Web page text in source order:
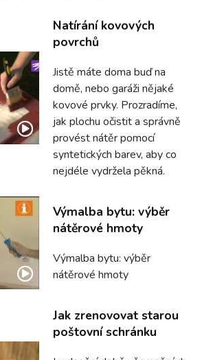
Natírání kovových
povrchů
Jistě máte doma buď na
domě, nebo garáži nějaké
kovové prvky. Prozradíme,
jak plochu očistit a správně
provést nátěr pomocí
syntetických barev, aby co
nejdéle vydržela pěkná.
Výmalba bytu: výběr
nátěrové hmoty
Výmalba bytu: výběr
nátěrové hmoty
Jak zrenovovat starou
poštovní schránku